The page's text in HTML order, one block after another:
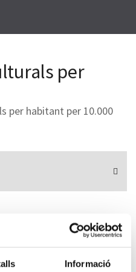
Informació
per
per habitant per 10.000